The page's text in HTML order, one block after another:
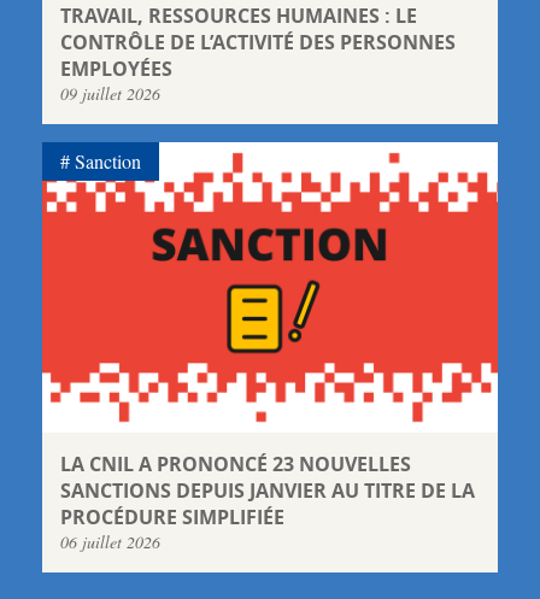
TRAVAIL, RESSOURCES HUMAINES : LE
CONTRÔLE DE L’ACTIVITÉ DES PERSONNES
EMPLOYÉES
09 juillet 2026
LA CNIL A PRONONCÉ 23 NOUVELLES
SANCTIONS DEPUIS JANVIER AU TITRE DE LA
PROCÉDURE SIMPLIFIÉE
06 juillet 2026
Sanction